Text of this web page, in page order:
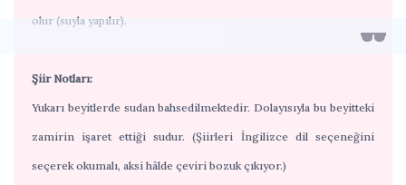
olur (suyla yapılır).
Şiir Notları:
Yukarı beyitlerde sudan bahsedilmektedir. Dolayısıyla bu beyitteki
zamirin işaret ettiği sudur. (Şiirleri İngilizce dil seçeneğini
seçerek okumalı, aksi hâlde çeviri bozuk çıkıyor.)